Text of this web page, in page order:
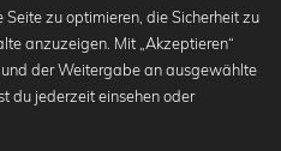
weiß
zu optimieren, die Sicherheit zu
anzuzeigen. Mit „Akzeptieren“
der Weitergabe an ausgewählte
du jederzeit einsehen oder